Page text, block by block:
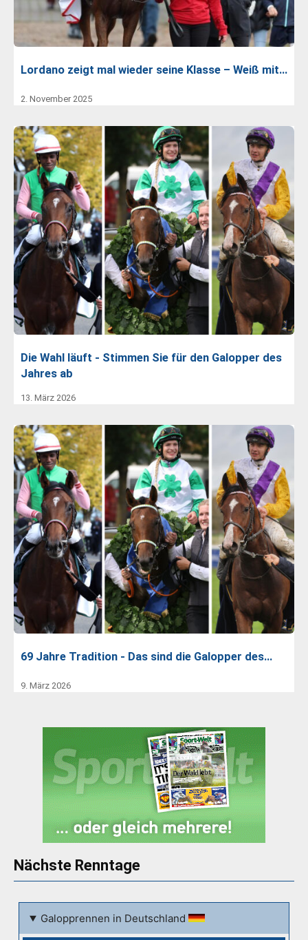
Lordano zeigt mal wieder seine Klasse – Weiß mit…
2. November 2025
Die Wahl läuft - Stimmen Sie für den Galopper des
Jahres ab
13. März 2026
69 Jahre Tradition - Das sind die Galopper des…
9. März 2026
Nächste Renntage
Galopprennen in Deutschland